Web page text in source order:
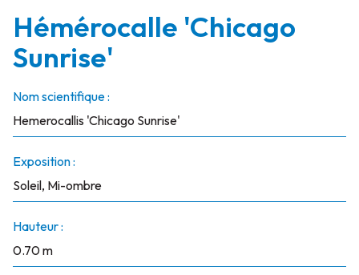
Hémérocalle 'Chicago
Sunrise'
Nom scientifique :
Hemerocallis 'Chicago Sunrise'
Exposition :
Soleil, Mi-ombre
Hauteur :
0.70 m